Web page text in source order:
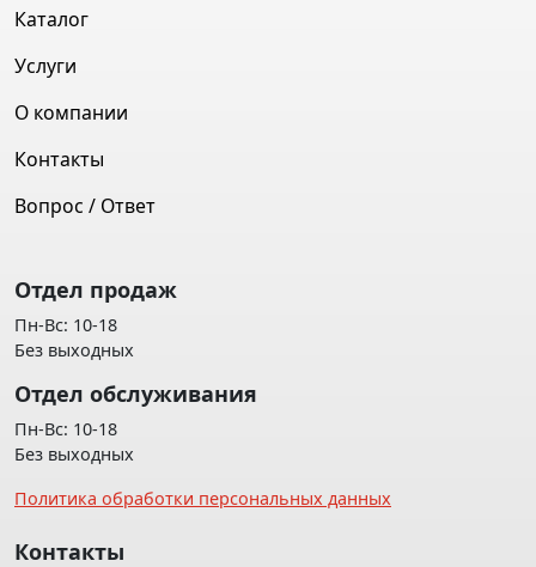
Каталог
Услуги
О компании
Контакты
Вопрос / Ответ
Отдел продаж
Пн-Вс: 10-18
Без выходных
Отдел обслуживания
Пн-Вс: 10-18
Без выходных
Политика обработки персональных данных
Контакты